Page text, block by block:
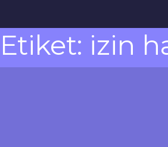
Etiket: izin